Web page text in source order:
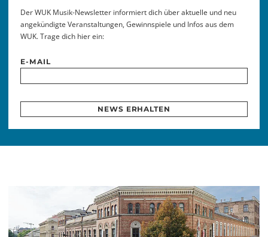
Der WUK Musik-Newsletter informiert dich über aktuelle und neu
angekündigte Veranstaltungen, Gewinnspiele und Infos aus dem
WUK. Trage dich hier ein:
E-MAIL
NEWS ERHALTEN